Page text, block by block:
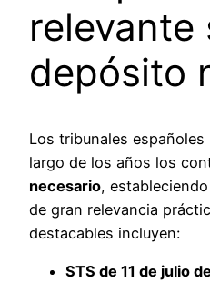
relevante
depósito
Los tribunales
largo de los años los
necesario,
de gran relevancia
destacables incluyen:
STS de 11 de julio